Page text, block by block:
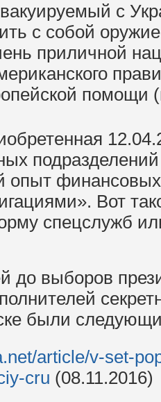
с
с собой
приличной
помощи
опыт
Вот
спецслужб
до выборов
были
article/v-set-
cru (08.11.2016)